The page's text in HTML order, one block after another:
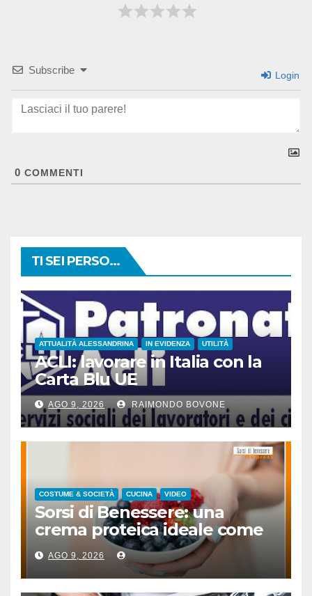
Subscribe Login
0 COMMENTI
TI SEI PERSO...
ATTUALITÀ ALESSANDRINA IN EVIDENZA UTILITÀ
ACLI: lavorare in Italia con la
Carta Blu UE
AGO 9, 2026 RAIMONDO BOVONE
COSTUME & SOCIETÀ CUCINA VIDEO
Sorsi di Benessere: una
crema proteica ideale come
spuntino
AGO 9, 2026